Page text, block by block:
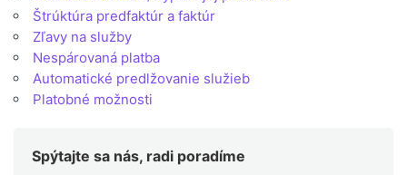
Štrúktúra predfaktúr a faktúr
Zľavy na služby
Nespárovaná platba
Automatické predlžovanie služieb
Platobné možnosti
Spýtajte sa nás, radi poradíme